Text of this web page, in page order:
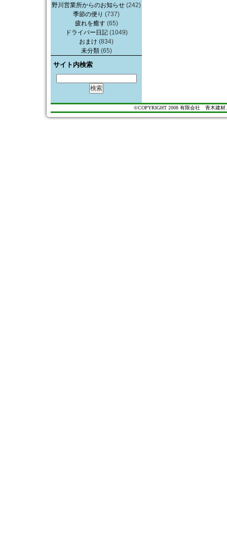
野川営業所からのお知らせ (242)
季節の便り (737)
疲れを癒す(65)
ドライバー日記(1049)
おまけ (834)
未分類(65)
サイト内検索
©COPYRIGHT 2008 有限会社 青木建材.